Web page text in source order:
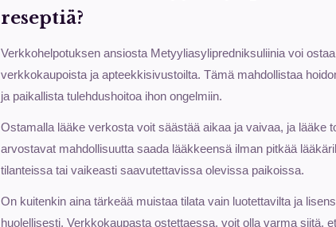
reseptiä?
Verkkohelpotuksen ansiosta Metyyliasylipredniksuliinia voi
verkkokaupoista ja apteekkisivustoilta. Tämä mahdollistaa
ja paikallista tulehdushoitoa ihon ongelmiin.
Ostamalla lääke verkosta voit säästää aikaa ja vaivaa, ja lääke
arvostavat mahdollisuutta saada lääkkeensä ilman pitkää
tilanteissa tai vaikeasti saavutettavissa olevissa paikoissa.
On kuitenkin aina tärkeää muistaa tilata vain luotettavilta ja
huolellisesti. Verkkokaupasta ostettaessa, voit olla varma siitä,